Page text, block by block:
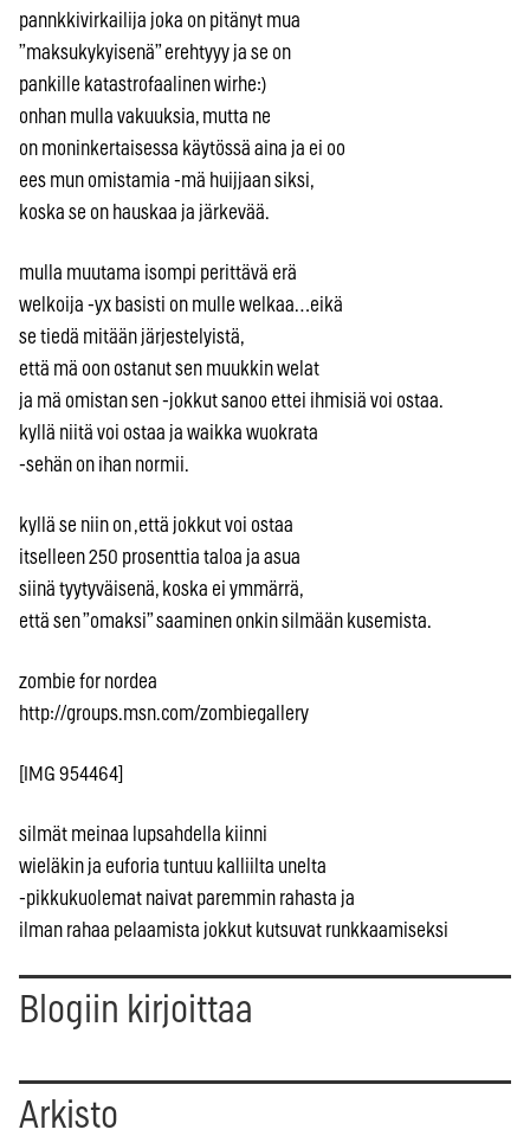
pannkkivirkailija joka on pitänyt mua
”maksukykyisenä” erehtyyy ja se on
pankille katastrofaalinen wirhe:)
onhan mulla vakuuksia, mutta ne
on moninkertaisessa käytössä aina ja ei oo
ees mun omistamia -mä huijjaan siksi,
koska se on hauskaa ja järkevää.
mulla muutama isompi perittävä erä
welkoija -yx basisti on mulle welkaa…eikä
se tiedä mitään järjestelyistä,
että mä oon ostanut sen muukkin welat
ja mä omistan sen -jokkut sanoo ettei ihmisiä voi ostaa.
kyllä niitä voi ostaa ja waikka wuokrata
-sehän on ihan normii.
kyllä se niin on ,että jokkut voi ostaa
itselleen 250 prosenttia taloa ja asua
siinä tyytyväisenä, koska ei ymmärrä,
että sen ”omaksi” saaminen onkin silmään kusemista.
zombie for nordea
http://groups.msn.com/zombiegallery
[IMG 954464]
silmät meinaa lupsahdella kiinni
wieläkin ja euforia tuntuu kalliilta unelta
-pikkukuolemat naivat paremmin rahasta ja
ilman rahaa pelaamista jokkut kutsuvat runkkaamiseksi
Blogiin kirjoittaa
Arkisto